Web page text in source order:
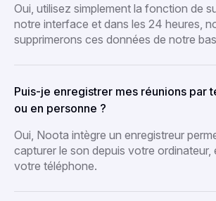
Oui, utilisez simplement la fonction de
notre interface et dans les 24 heures,
supprimerons ces données de notre
Puis-je enregistrer mes réunions par
ou en personne ?
Oui, Noota intègre un enregistreur
capturer le son depuis votre ordinateur,
votre téléphone.